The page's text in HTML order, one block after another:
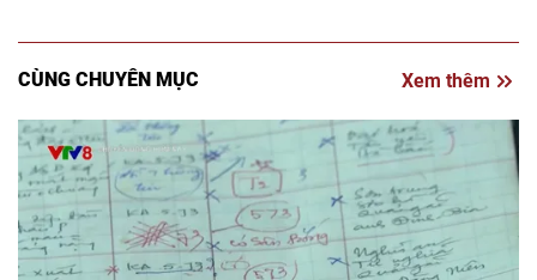
CÙNG CHUYÊN MỤC Xem thêm